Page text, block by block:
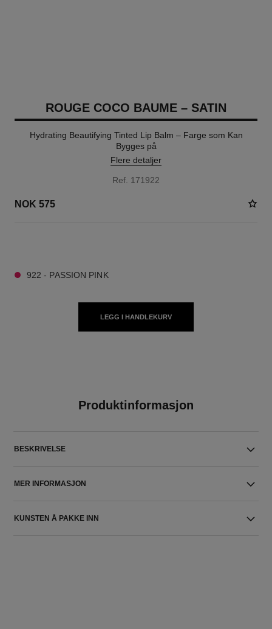
ROUGE COCO BAUME – SATIN
Hydrating Beautifying Tinted Lip Balm – Farge som Kan
Bygges på
Flere detaljer
Ref. 171922
NOK 575
922 - PASSION PINK
LEGG I HANDLEKURV
Produktinformasjon
BESKRIVELSE
MER INFORMASJON
KUNSTEN Å PAKKE INN